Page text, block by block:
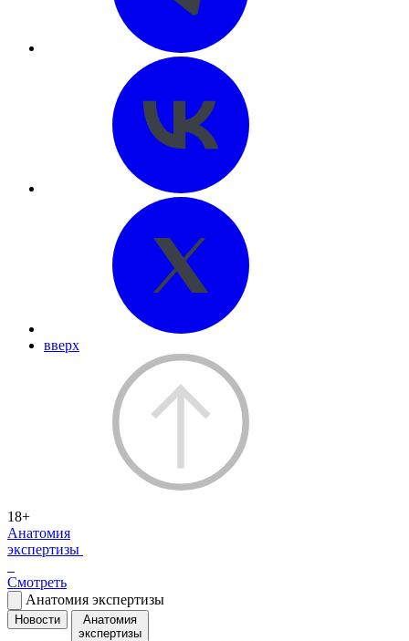
вверх
18+
Анатомия
экспертизы
Смотреть
Анатомия экспертизы
Новости
Анатомия
экспертизы